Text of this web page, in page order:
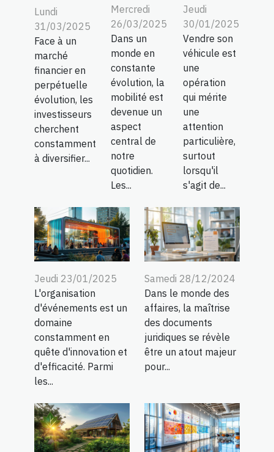
Lundi
31/03/2025
Face à un
marché
financier en
perpétuelle
évolution, les
investisseurs
cherchent
constamment
à diversifier...
Mercredi
26/03/2025
Dans un
monde en
constante
évolution, la
mobilité est
devenue un
aspect
central de
notre
quotidien.
Les...
Jeudi
30/01/2025
Vendre son
véhicule est
une
opération
qui mérite
une
attention
particulière,
surtout
lorsqu'il
s'agit de...
Jeudi 23/01/2025
L'organisation
d'événements est un
domaine
constamment en
quête d'innovation et
d'efficacité. Parmi
les...
Samedi 28/12/2024
Dans le monde des
affaires, la maîtrise
des documents
juridiques se révèle
être un atout majeur
pour...